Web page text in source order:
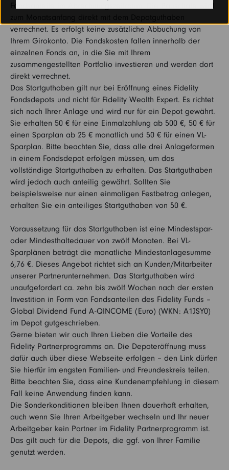
verrechnet. Es erfolgt keine zusätzliche Abbuchung von
Ihrem Girokonto. Die Fondskosten fallen innerhalb der
einzelnen Fonds an, in die Sie mit Ihrem
zusammengestellten Portfolio investieren und werden dort
direkt verrechnet.
Das Startguthaben gilt nur bei Eröffnung eines Fidelity
Fondsdepots und nicht für Fidelity Wealth Expert. Es richtet
sich nach Ihrer Anlage und wird nur für ein Depot gewährt.
Sie erhalten 50 € für eine Einmalzahlung ab 500 €, 50 € für
einen Sparplan ab 25 € monatlich und 50 € für einen VL-
Sparplan. Bitte beachten Sie, dass alle drei Anlageformen
in einem Fondsdepot erfolgen müssen, um das
vollständige Startguthaben zu erhalten. Das Startguthaben
wird jedoch auch anteilig gewährt. Sollten Sie
beispielsweise nur einen einmaligen Festbetrag anlegen,
erhalten Sie ein anteiliges Startguthaben von 50 €.
Voraussetzung für das Startguthaben ist eine Mindestspar-
oder Mindesthaltedauer von zwölf Monaten. Bei VL-
Sparplänen beträgt die monatliche Mindestanlagesumme
6,76 €. Dieses Angebot richtet sich an Kunden/Mitarbeiter
unserer Partnerunternehmen. Das Startguthaben wird
unaufgefordert ca. zehn bis zwölf Wochen nach der ersten
Investition in Form von Fondsanteilen des Fidelity Funds –
Global Dividend Fund A-QINCOME (Euro) (WKN: A1JSY0)
im Depot gutgeschrieben.
Gerne bieten wir auch Ihren Lieben die Vorteile des
Fidelity Partnerprogramms an. Die Depoteröffnung muss
dafür auch über diese Webseite erfolgen – den Link dürfen
Sie hierfür im engsten Familien- und Freundeskreis teilen.
Bitte beachten Sie, dass eine Kundenempfehlung in diesem
Fall keine Anwendung finden kann.
Die Sonderkonditionen bleiben Ihnen dauerhaft erhalten,
auch wenn Sie Ihren Arbeitgeber wechseln und Ihr neuer
Arbeitgeber kein Partner im Fidelity Partnerprogramm ist.
Das gilt auch für die Depots, die ggf. von Ihrer Familie
genutzt werden.